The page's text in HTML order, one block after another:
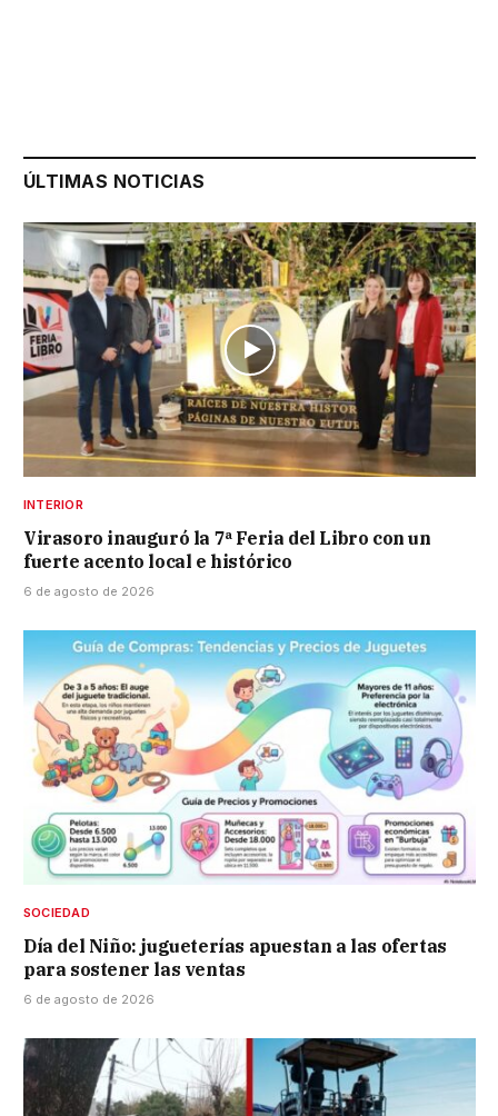
ÚLTIMAS NOTICIAS
INTERIOR
Virasoro inauguró la 7ª Feria del Libro con un
fuerte acento local e histórico
6 de agosto de 2026
SOCIEDAD
Día del Niño: jugueterías apuestan a las ofertas
para sostener las ventas
6 de agosto de 2026